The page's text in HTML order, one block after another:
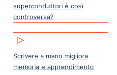
superconduttori è così
controversa?
Scrivere a mano migliora
memoria e apprendimento